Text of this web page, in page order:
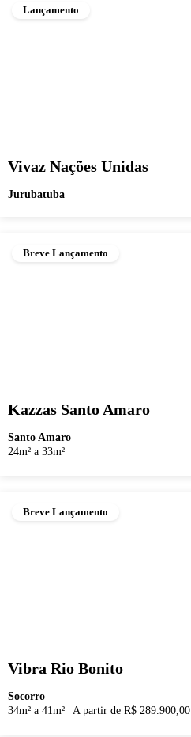
Lançamento
Vivaz Nações Unidas
Jurubatuba
Breve Lançamento
Kazzas Santo Amaro
Santo Amaro
24m² a 33m²
Breve Lançamento
Vibra Rio Bonito
Socorro
34m² a 41m²
A partir de R$ 289.900,00